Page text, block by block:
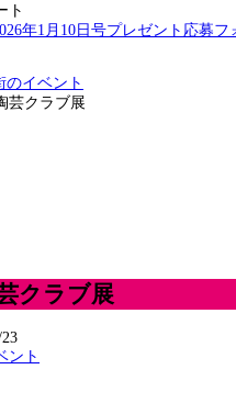
ト
年1月10日号プレゼント応募フ
のイベント
芸クラブ展
クラブ展
ント